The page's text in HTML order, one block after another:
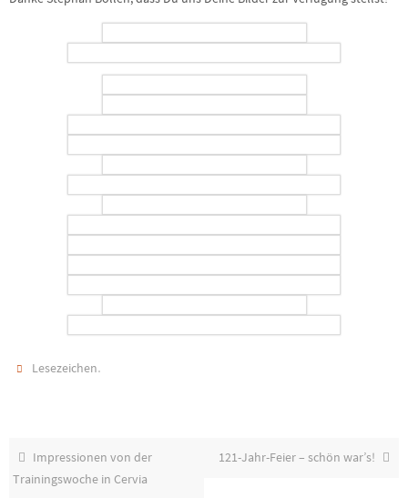
Lesezeichen.
Impressionen von der
Trainingswoche in Cervia
121-Jahr-Feier – schön war’s!